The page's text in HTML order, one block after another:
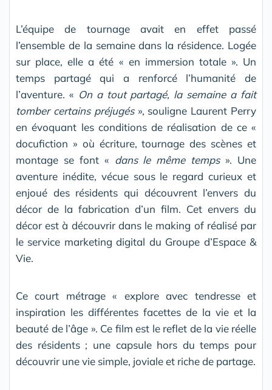
L’équipe de tournage avait en effet passé
l’ensemble de la semaine dans la résidence. Logée
sur place, elle a été « en immersion totale ». Un
temps partagé qui a renforcé l’humanité de
l’aventure. « On a tout partagé, la semaine a fait
tomber certains préjugés», souligne Laurent Perry
en évoquant les conditions de réalisation de ce «
docufiction » où écriture, tournage des scènes et
montage se font « dans le même temps». Une
aventure inédite, vécue sous le regard curieux et
enjoué des résidents qui découvrent l’envers du
décor de la fabrication d’un film. Cet envers du
décor est à découvrir dans le making of réalisé par
le service marketing digital du Groupe d’Espace &
Vie.
Ce court métrage « explore avec tendresse et
inspiration les différentes facettes de la vie et la
beauté de l’âge ». Ce film est le reflet de la vie réelle
des résidents ; une capsule hors du temps pour
découvrir une vie simple, joviale et riche de partage.